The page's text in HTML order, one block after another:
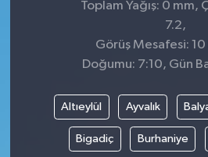
Toplam Yağış: 0 mm,
7.2,
Görüş Mesafesi: 10
Doğumu: 7:10, Gün
Altıeylül Ayvalık
Bigadiç Burhaniye